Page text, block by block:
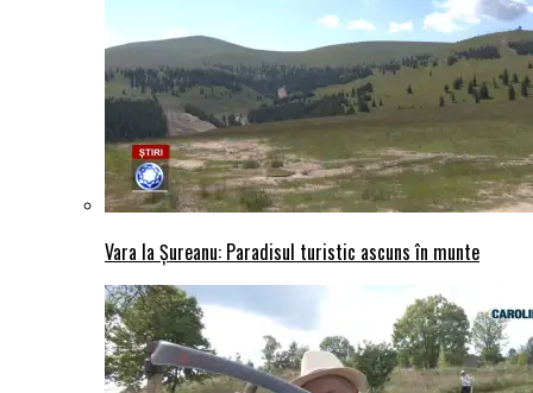
Vara la Șureanu: Paradisul turistic ascuns în munte